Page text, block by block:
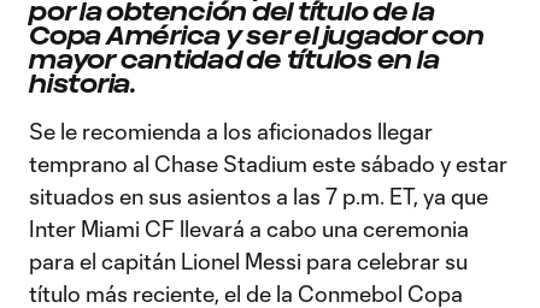
por la obtención del título de la
Copa América y ser el jugador con
mayor cantidad de títulos en la
historia.
Se le recomienda a los aficionados llegar
temprano al Chase Stadium este sábado y estar
situados en sus asientos a las 7 p.m. ET, ya que
Inter Miami CF llevará a cabo una ceremonia
para el capitán Lionel Messi para celebrar su
título más reciente, el de la Conmebol Copa